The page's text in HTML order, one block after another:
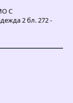
С
2 бл. 272 -